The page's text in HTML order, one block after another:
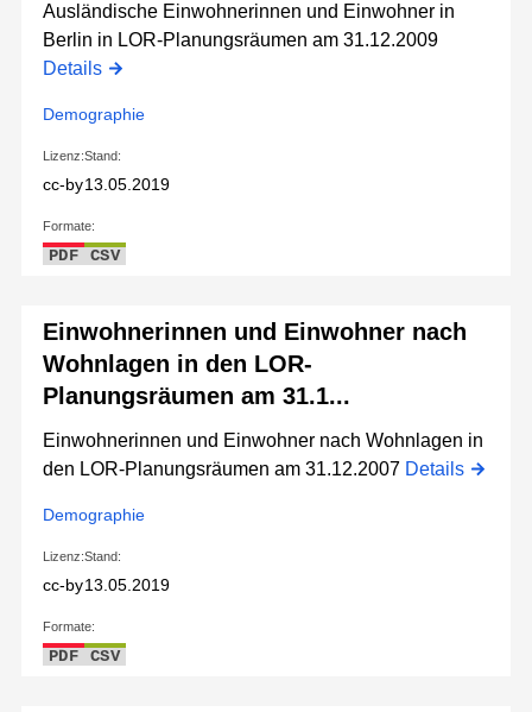
Ausländische Einwohnerinnen und Einwohner in
Berlin in LOR-Planungsräumen am 31.12.2009
Details
Demographie
Lizenz:
cc-by
Stand:
13.05.2019
Formate:
PDF CSV
Einwohnerinnen und Einwohner nach
Wohnlagen in den LOR-
Planungsräumen am 31.1...
Einwohnerinnen und Einwohner nach Wohnlagen in
den LOR-Planungsräumen am 31.12.2007 Details
Demographie
Lizenz:
cc-by
Stand:
13.05.2019
Formate:
PDF CSV